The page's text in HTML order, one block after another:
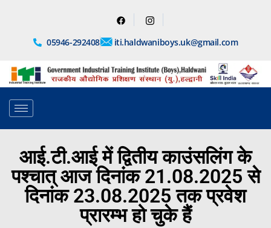
05946-292408 iti.haldwaniboys.uk@gmail.com
आई.टी.आई में द्वितीय काउंसलिंग के
पश्चात् आज दिनांक 21.08.2025 से
दिनांक 23.08.2025 तक प्रवेश
प्रारम्भ हो चुके हैं